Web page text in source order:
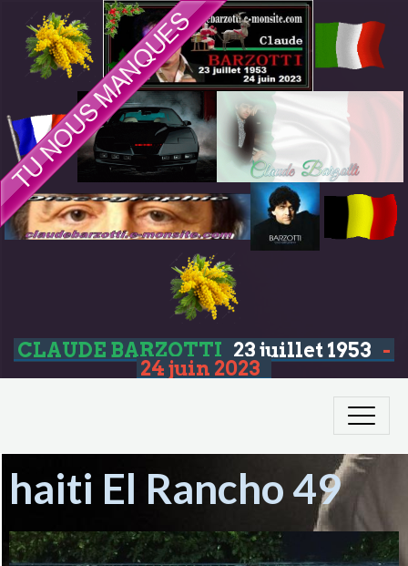
CLAUDE BARZOTTI 23 juillet 1953 -
24 juin 2023
haiti El Rancho 49